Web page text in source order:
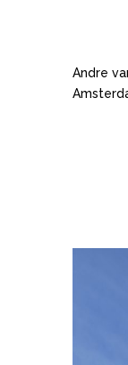
Andre